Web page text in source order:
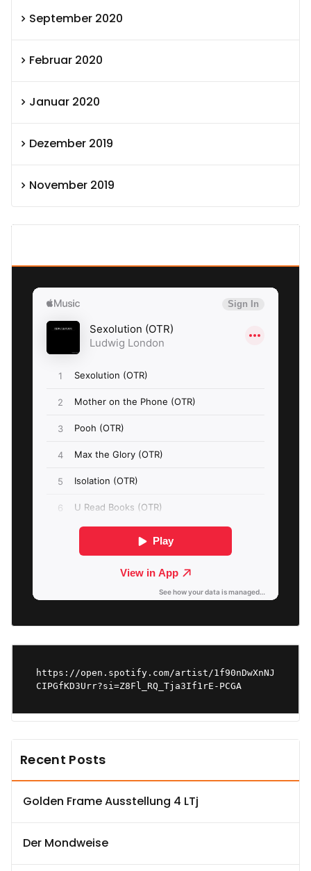
September 2020
Februar 2020
Januar 2020
Dezember 2019
November 2019
https://open.spotify.com/artist/1f90nDwXnNJ
CIPGfKD3Urr?si=Z8Fl_RQ_Tja3If1rE-PCGA
Recent Posts
Golden Frame Ausstellung 4 LTj
Der Mondweise